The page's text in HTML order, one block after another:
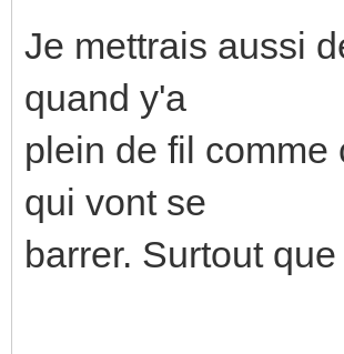
Je mettrais aussi
quand y'a
plein de fil comme
qui vont se
barrer. Surtout